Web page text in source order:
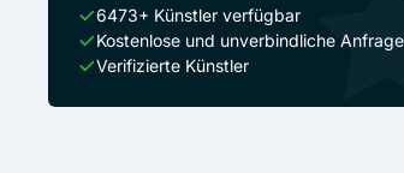
6473+ Künstler verfügbar
Kostenlose und unverbindliche
Verifizierte Künstler